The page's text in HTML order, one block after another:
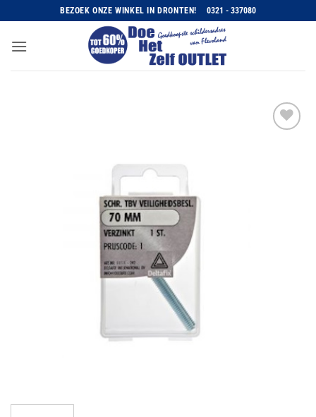
naar
inhoud
BEZOEK ONZE WINKEL IN DRONTEN! 0321 - 337080